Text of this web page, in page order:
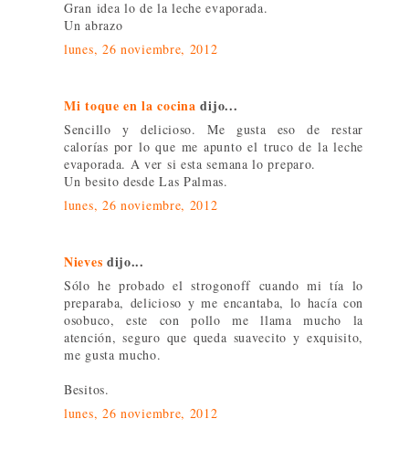
Gran idea lo de la leche evaporada.
Un abrazo
lunes, 26 noviembre, 2012
Mi toque en la cocina dijo...
Sencillo y delicioso. Me gusta eso de restar
calorías por lo que me apunto el truco de la leche
evaporada. A ver si esta semana lo preparo.
Un besito desde Las Palmas.
lunes, 26 noviembre, 2012
Nieves dijo...
Sólo he probado el strogonoff cuando mi tía lo
preparaba, delicioso y me encantaba, lo hacía con
osobuco, este con pollo me llama mucho la
atención, seguro que queda suavecito y exquisito,
me gusta mucho.
Besitos.
lunes, 26 noviembre, 2012